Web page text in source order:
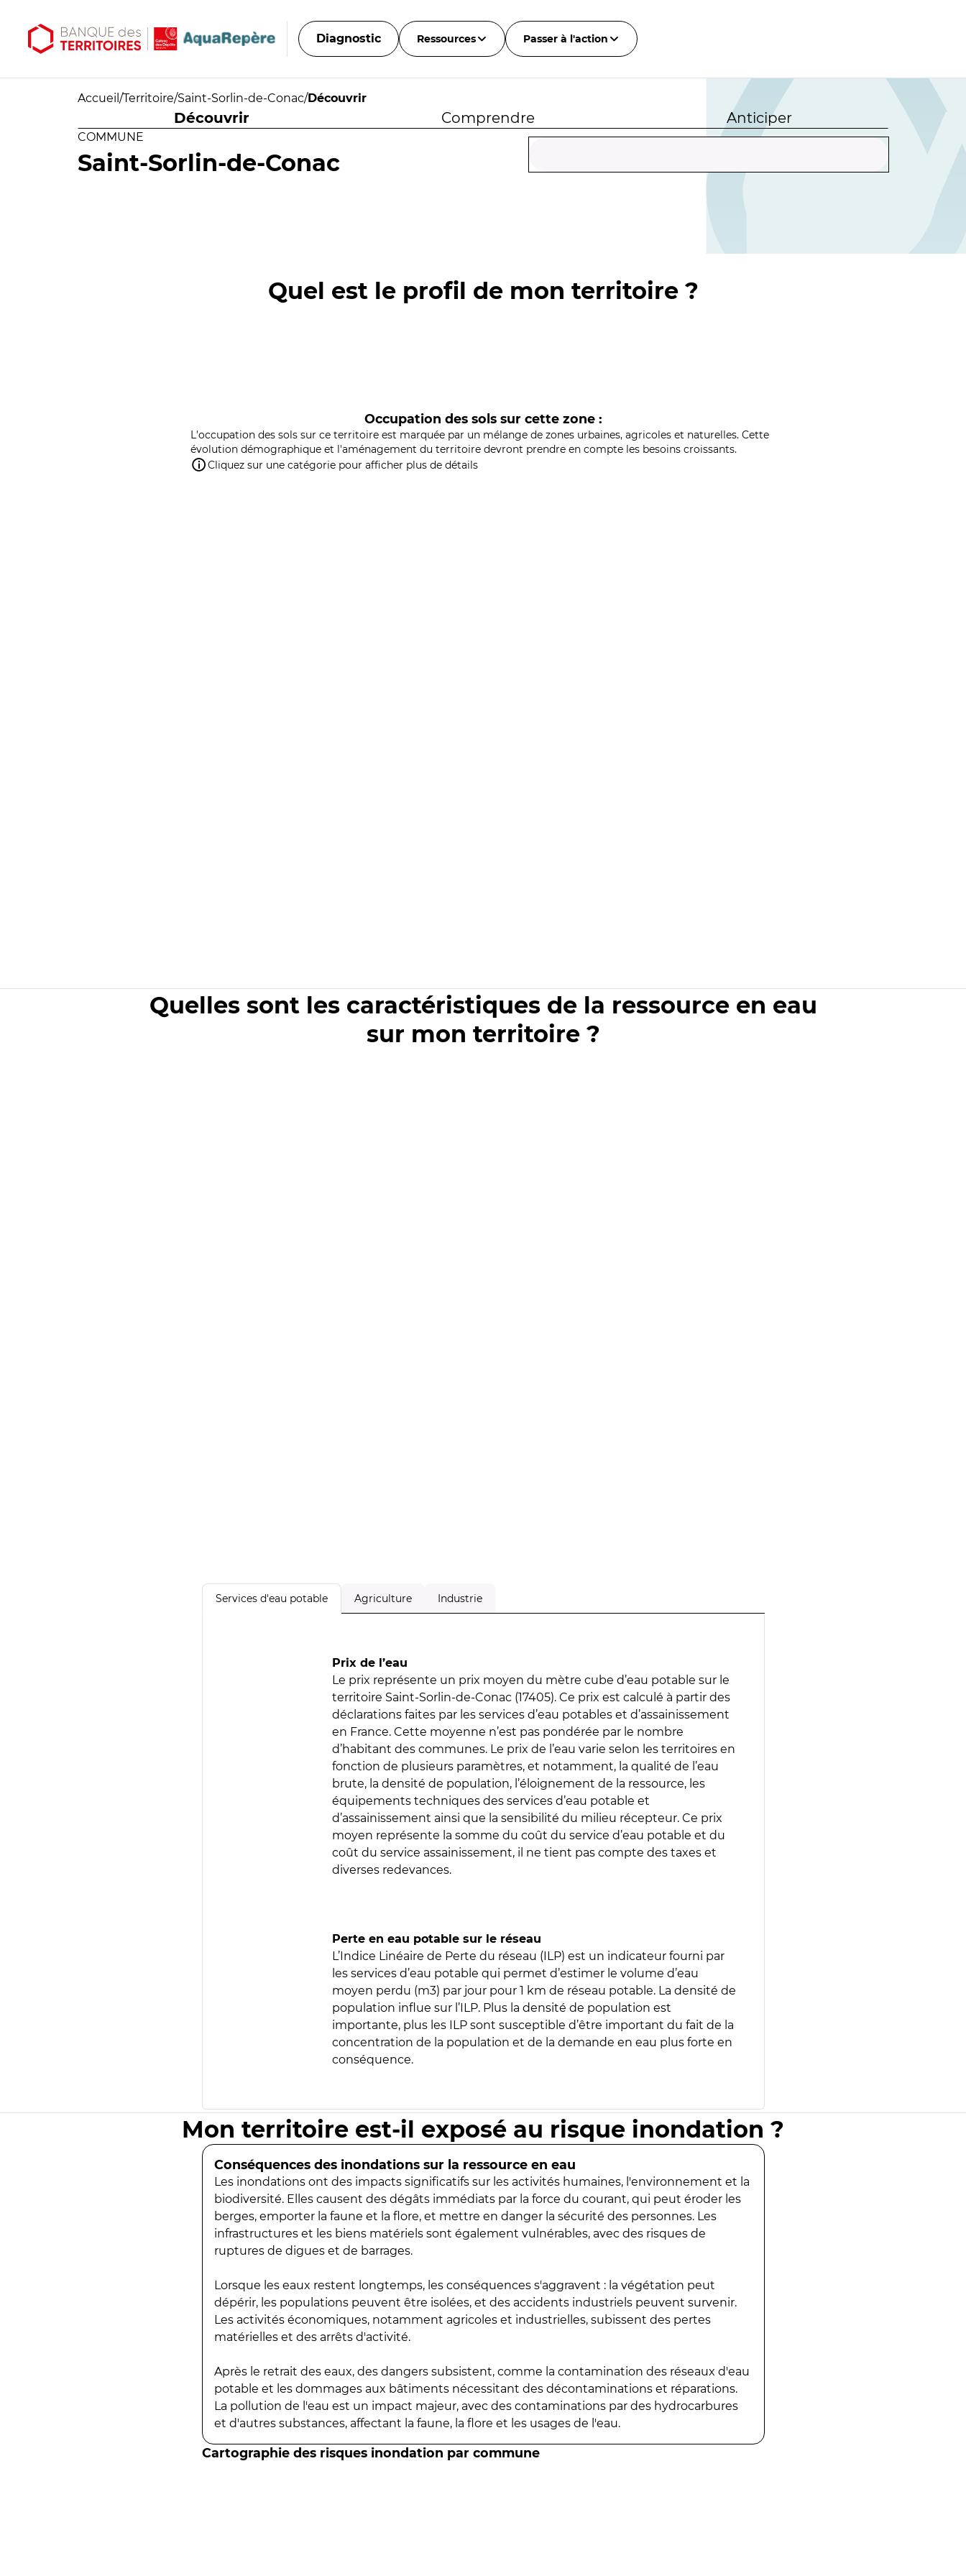
Diagnostic Ressources Passer à l'action
Accueil /Territoire/Saint-Sorlin-de-Conac/Découvrir
Découvrir Comprendre Anticiper
COMMUNE
Saint-Sorlin-de-Conac
Quel est le profil de mon territoire ?
Occupation des sols sur cette zone :
L'occupation des sols sur ce territoire est marquée par un mélange de zones urbaines, agricoles et naturelles. Cette
évolution démographique et l'aménagement du territoire devront prendre en compte les besoins croissants.
Cliquez sur une catégorie pour afficher plus de détails
Quelles sont les caractéristiques de la ressource en eau
sur mon territoire ?
Services d'eau potable Agriculture Industrie
Prix de l’eau
Le prix représente un prix moyen du mètre cube d’eau potable sur le
territoire Saint-Sorlin-de-Conac (17405). Ce prix est calculé à partir des
déclarations faites par les services d’eau potables et d’assainissement
en France. Cette moyenne n’est pas pondérée par le nombre
d’habitant des communes. Le prix de l’eau varie selon les territoires en
fonction de plusieurs paramètres, et notamment, la qualité de l’eau
brute, la densité de population, l’éloignement de la ressource, les
équipements techniques des services d’eau potable et
d’assainissement ainsi que la sensibilité du milieu récepteur. Ce prix
moyen représente la somme du coût du service d’eau potable et du
coût du service assainissement, il ne tient pas compte des taxes et
diverses redevances.
Perte en eau potable sur le réseau
L’Indice Linéaire de Perte du réseau (ILP) est un indicateur fourni par
les services d’eau potable qui permet d’estimer le volume d’eau
moyen perdu (m3) par jour pour 1 km de réseau potable. La densité de
population influe sur l’ILP. Plus la densité de population est
importante, plus les ILP sont susceptible d’être important du fait de la
concentration de la population et de la demande en eau plus forte en
conséquence.
Mon territoire est-il exposé au risque inondation ?
Conséquences des inondations sur la ressource en eau
Les inondations ont des impacts significatifs sur les activités humaines, l'environnement et la
biodiversité. Elles causent des dégâts immédiats par la force du courant, qui peut éroder les
berges, emporter la faune et la flore, et mettre en danger la sécurité des personnes. Les
infrastructures et les biens matériels sont également vulnérables, avec des risques de
ruptures de digues et de barrages.
Lorsque les eaux restent longtemps, les conséquences s'aggravent : la végétation peut
dépérir, les populations peuvent être isolées, et des accidents industriels peuvent survenir.
Les activités économiques, notamment agricoles et industrielles, subissent des pertes
matérielles et des arrêts d'activité.
Après le retrait des eaux, des dangers subsistent, comme la contamination des réseaux d'eau
potable et les dommages aux bâtiments nécessitant des décontaminations et réparations.
La pollution de l'eau est un impact majeur, avec des contaminations par des hydrocarbures
et d'autres substances, affectant la faune, la flore et les usages de l'eau.
Cartographie des risques inondation par commune